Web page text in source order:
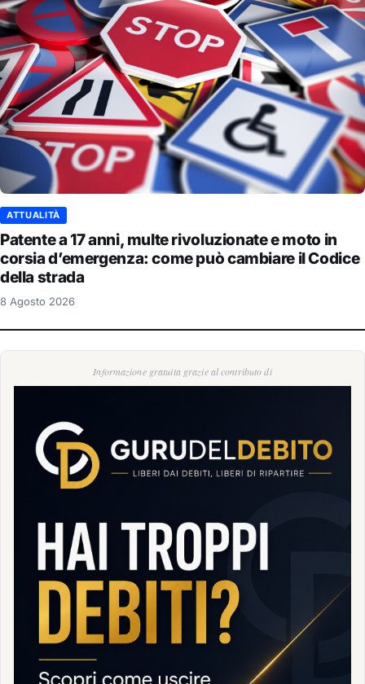
ATTUALITÀ
Patente a 17 anni, multe rivoluzionate e moto in
corsia d’emergenza: come può cambiare il Codice
della strada
8 Agosto 2026
Informazione gratuita grazie al contributo di